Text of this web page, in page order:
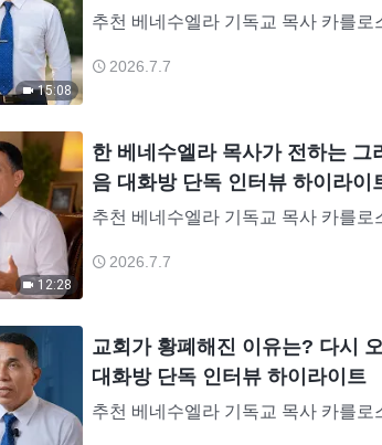
15:08
추천 베네수엘라 기독교 목사 카를
양해 왔습니다. 2017년경, 그는 교회
2026.7.7
12:28
한 베네수엘라 목사가 전하는
음 대화방 단독 인터뷰 하이라이
추천 베네수엘라 기독교 목사 카를
양해 왔습니다. 2017년경, 그는 교회
2026.7.7
교회가 황폐해진 이유는? 다시
대화방 단독 인터뷰 하이라이트
추천 베네수엘라 기독교 목사 카를